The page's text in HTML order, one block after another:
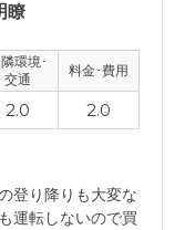
瞭
環境･
交通
料金･費用
2.0 2.0
登り降りも大変な
運転しないので買